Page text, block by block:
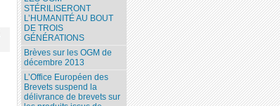
STÉRILISERONT
L’HUMANITÉ AU BOUT
DE TROIS
GÉNÉRATIONS
Brèves sur les OGM de
décembre 2013
L’Office Européen des
Brevets suspend la
délivrance de brevets sur